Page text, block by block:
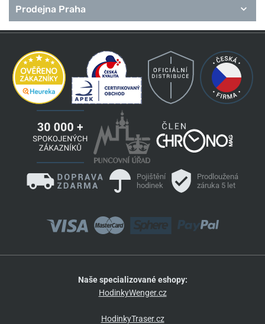
Prodejna Praha
Pojištění
hodinek
Prodloužená
záruka 5 let
Naše specializované eshopy:
HodinkyWenger.cz
HodinkyTraser.cz